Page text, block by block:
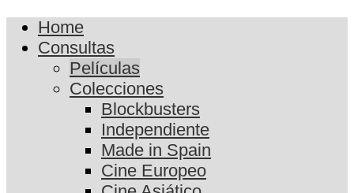
Home
Consultas
Películas
Colecciones
Blockbusters
Independiente
Made in Spain
Cine Europeo